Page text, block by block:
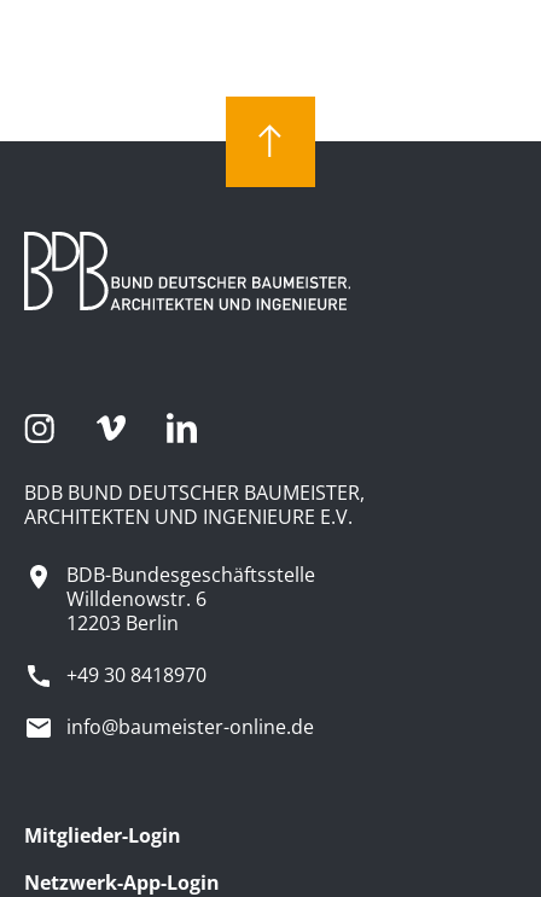
BDB BUND DEUTSCHER BAUMEISTER,
ARCHITEKTEN UND INGENIEURE E.V.
BDB-Bundesgeschäftsstelle
Willdenowstr. 6
12203 Berlin
+49 30 8418970
info@baumeister-online.de
Mitglieder-Login
Netzwerk-App-Login